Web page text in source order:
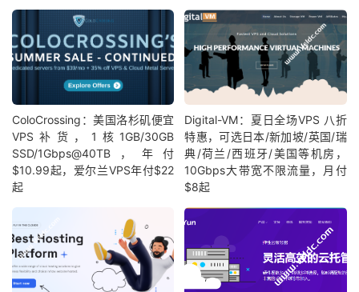
ColoCrossing：美国洛杉矶便宜
VPS补货，1核1GB/30GB
SSD/1Gbps@40TB，年付
$10.99起，爱尔兰VPS年付$22
起
Digital-VM：夏日全场VPS 八折
特惠，可选日本/新加坡/英国/瑞
典/荷兰/西班牙/美国等机房，
10Gbps大带宽不限流量，月付
$8起